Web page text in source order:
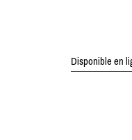
Disponible en